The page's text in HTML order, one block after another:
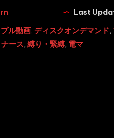
Last
ル動画, ディスクオンデマンド,
ース, 縛り・緊縛, 電マ